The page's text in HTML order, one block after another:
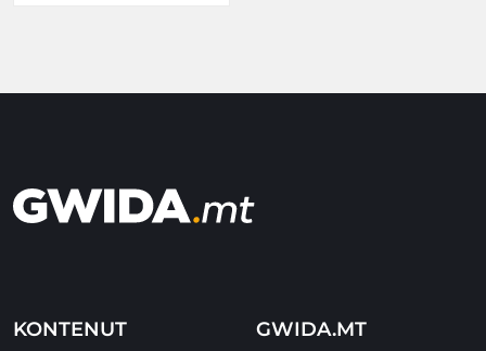
KONTENUT GWIDA.MT